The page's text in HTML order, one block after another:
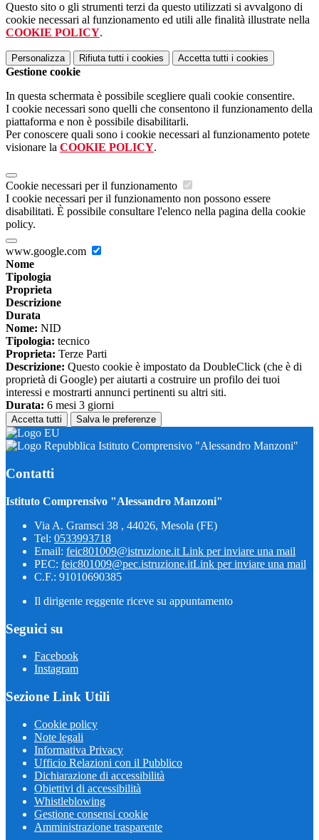
Questo sito o gli strumenti terzi da questo utilizzati si avvalgono di
cookie necessari al funzionamento ed utili alle finalità illustrate nella
COOKIE POLICY.
Personalizza Rifiuta tutti i cookies Accetta tutti i cookies
Gestione cookie
In questa schermata è possibile scegliere quali cookie consentire.
I cookie necessari sono quelli che consentono il funzionamento della
piattaforma e non è possibile disabilitarli.
Per conoscere quali sono i cookie necessari al funzionamento potete
visionare la COOKIE POLICY.
Cookie necessari per il funzionamento
I cookie necessari per il funzionamento non possono essere
disabilitati. È possibile consultare l'elenco nella pagina della cookie
policy.
www.google.com
Nome
Tipologia
Proprieta
Descrizione
Durata
Nome: NID
Tipologia: tecnico
Proprieta: Terze Parti
Descrizione: Questo cookie è impostato da DoubleClick (che è di
proprietà di Google) per aiutarti a costruire un profilo dei tuoi
interessi e mostrarti annunci pertinenti su altri siti.
Durata: 6 mesi 3 giorni
Accetta tutti Salva le preferenze
Istituto Comprensivo "Alessandro Manzoni"
Contatti
Istituto Comprensivo "Alessandro Manzoni"
Via A. Gramsci 38 , 44026, Mesola (FE)
Tel: 0533993718
Email: feic801009@istruzione.it Link per inviare una mail
PEC: feic801009@pec.istruzione.itLink per inviare una mail
C.F.: 91010690385
Il dirigente reggente riceve su appuntamento
Seguici su
Facebook
Instagram
Sezione Link Utili
Cookie policy
Note legali
Informativa Privacy
Ufficio Relazioni con il Pubblico
Dichiarazione di accessibilità
Obiettivi di accessibilità
Whistleblowing
Gestione consensi cookie
Amministrazione trasparente